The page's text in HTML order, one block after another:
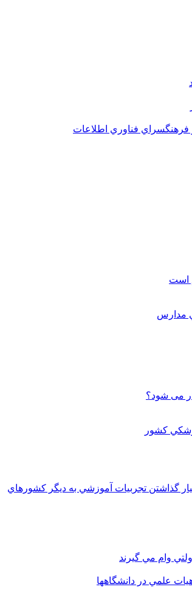
فناوري اطلاعات
است
می شود؟
گذاشتن تجربيات آموزشي به ديگر کشورهاي
وام مي گيرند
علمي در دانشگاهها